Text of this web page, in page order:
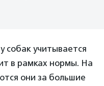
собак учитывается
в рамках нормы. На
они за большие